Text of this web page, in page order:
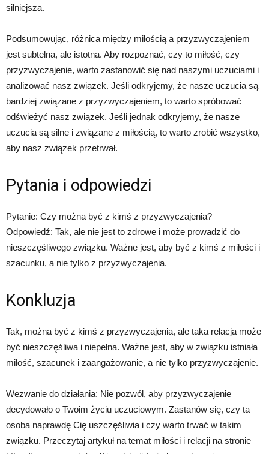
silniejsza.
Podsumowując, różnica między miłością a przyzwyczajeniem
jest subtelna, ale istotna. Aby rozpoznać, czy to miłość, czy
przyzwyczajenie, warto zastanowić się nad naszymi uczuciami i
analizować nasz związek. Jeśli odkryjemy, że nasze uczucia są
bardziej związane z przyzwyczajeniem, to warto spróbować
odświeżyć nasz związek. Jeśli jednak odkryjemy, że nasze
uczucia są silne i związane z miłością, to warto zrobić wszystko,
aby nasz związek przetrwał.
Pytania i odpowiedzi
Pytanie: Czy można być z kimś z przyzwyczajenia?
Odpowiedź: Tak, ale nie jest to zdrowe i może prowadzić do
nieszczęśliwego związku. Ważne jest, aby być z kimś z miłości i
szacunku, a nie tylko z przyzwyczajenia.
Konkluzja
Tak, można być z kimś z przyzwyczajenia, ale taka relacja może
być nieszczęśliwa i niepełna. Ważne jest, aby w związku istniała
miłość, szacunek i zaangażowanie, a nie tylko przyzwyczajenie.
Wezwanie do działania: Nie pozwól, aby przyzwyczajenie
decydowało o Twoim życiu uczuciowym. Zastanów się, czy ta
osoba naprawdę Cię uszczęśliwia i czy warto trwać w takim
związku. Przeczytaj artykuł na temat miłości i relacji na stronie